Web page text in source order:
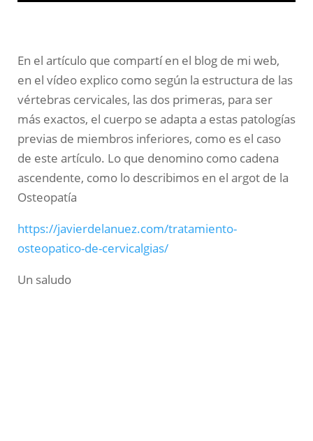
En el artículo que compartí en el blog de mi web,
en el vídeo explico como según la estructura de las
vértebras cervicales, las dos primeras, para ser
más exactos, el cuerpo se adapta a estas patologías
previas de miembros inferiores, como es el caso
de este artículo. Lo que denomino como cadena
ascendente, como lo describimos en el argot de la
Osteopatía
https://javierdelanuez.com/tratamiento-
osteopatico-de-cervicalgias/
Un saludo